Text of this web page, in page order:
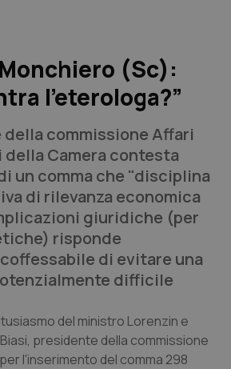
(Sc):
l’eterologa?”
della commissione Affari
Camera contesta
un comma che "disciplina
di rilevanza economica
giuridiche (per
risponde
di evitare una
difficile
del ministro Lorenzin e
presidente della commissione
l'inserimento del comma 298